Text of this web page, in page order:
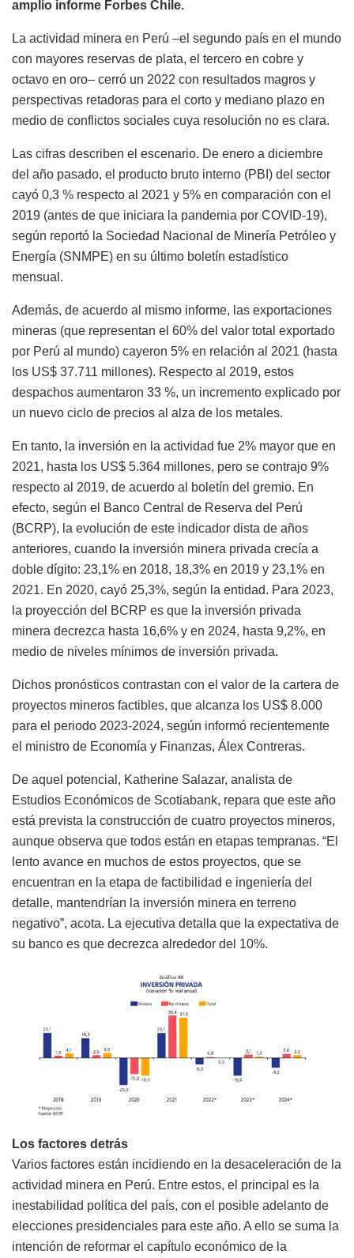
amplio informe Forbes Chile.
La actividad minera en Perú –el segundo país en el mundo
con mayores reservas de plata, el tercero en cobre y
octavo en oro– cerró un 2022 con resultados magros y
perspectivas retadoras para el corto y mediano plazo en
medio de conflictos sociales cuya resolución no es clara.
Las cifras describen el escenario. De enero a diciembre
del año pasado, el producto bruto interno (PBI) del sector
cayó 0,3 % respecto al 2021 y 5% en comparación con el
2019 (antes de que iniciara la pandemia por COVID-19),
según reportó la Sociedad Nacional de Minería Petróleo y
Energía (SNMPE) en su último boletín estadístico
mensual.
Además, de acuerdo al mismo informe, las exportaciones
mineras (que representan el 60% del valor total exportado
por Perú al mundo) cayeron 5% en relación al 2021 (hasta
los US$ 37.711 millones). Respecto al 2019, estos
despachos aumentaron 33 %, un incremento explicado por
un nuevo ciclo de precios al alza de los metales.
En tanto, la inversión en la actividad fue 2% mayor que en
2021, hasta los US$ 5.364 millones, pero se contrajo 9%
respecto al 2019, de acuerdo al boletín del gremio. En
efecto, según el Banco Central de Reserva del Perú
(BCRP), la evolución de este indicador dista de años
anteriores, cuando la inversión minera privada crecía a
doble dígito: 23,1% en 2018, 18,3% en 2019 y 23,1% en
2021. En 2020, cayó 25,3%, según la entidad. Para 2023,
la proyección del BCRP es que la inversión privada
minera decrezca hasta 16,6% y en 2024, hasta 9,2%, en
medio de niveles mínimos de inversión privada.
Dichos pronósticos contrastan con el valor de la cartera de
proyectos mineros factibles, que alcanza los US$ 8.000
para el periodo 2023-2024, según informó recientemente
el ministro de Economía y Finanzas, Álex Contreras.
De aquel potencial, Katherine Salazar, analista de
Estudios Económicos de Scotiabank, repara que este año
está prevista la construcción de cuatro proyectos mineros,
aunque observa que todos están en etapas tempranas. “El
lento avance en muchos de estos proyectos, que se
encuentran en la etapa de factibilidad e ingeniería del
detalle, mantendrían la inversión minera en terreno
negativo”, acota. La ejecutiva detalla que la expectativa de
su banco es que decrezca alrededor del 10%.
Los factores detrás
Varios factores están incidiendo en la desaceleración de la
actividad minera en Perú. Entre estos, el principal es la
inestabilidad política del país, con el posible adelanto de
elecciones presidenciales para este año. A ello se suma la
intención de reformar el capítulo económico de la